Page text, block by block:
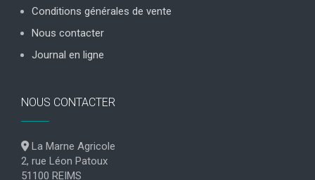
Conditions générales de vente
Nous contacter
Journal en ligne
NOUS CONTACTER
La Marne Agricole
2, rue Léon Patoux
51100 REIMS